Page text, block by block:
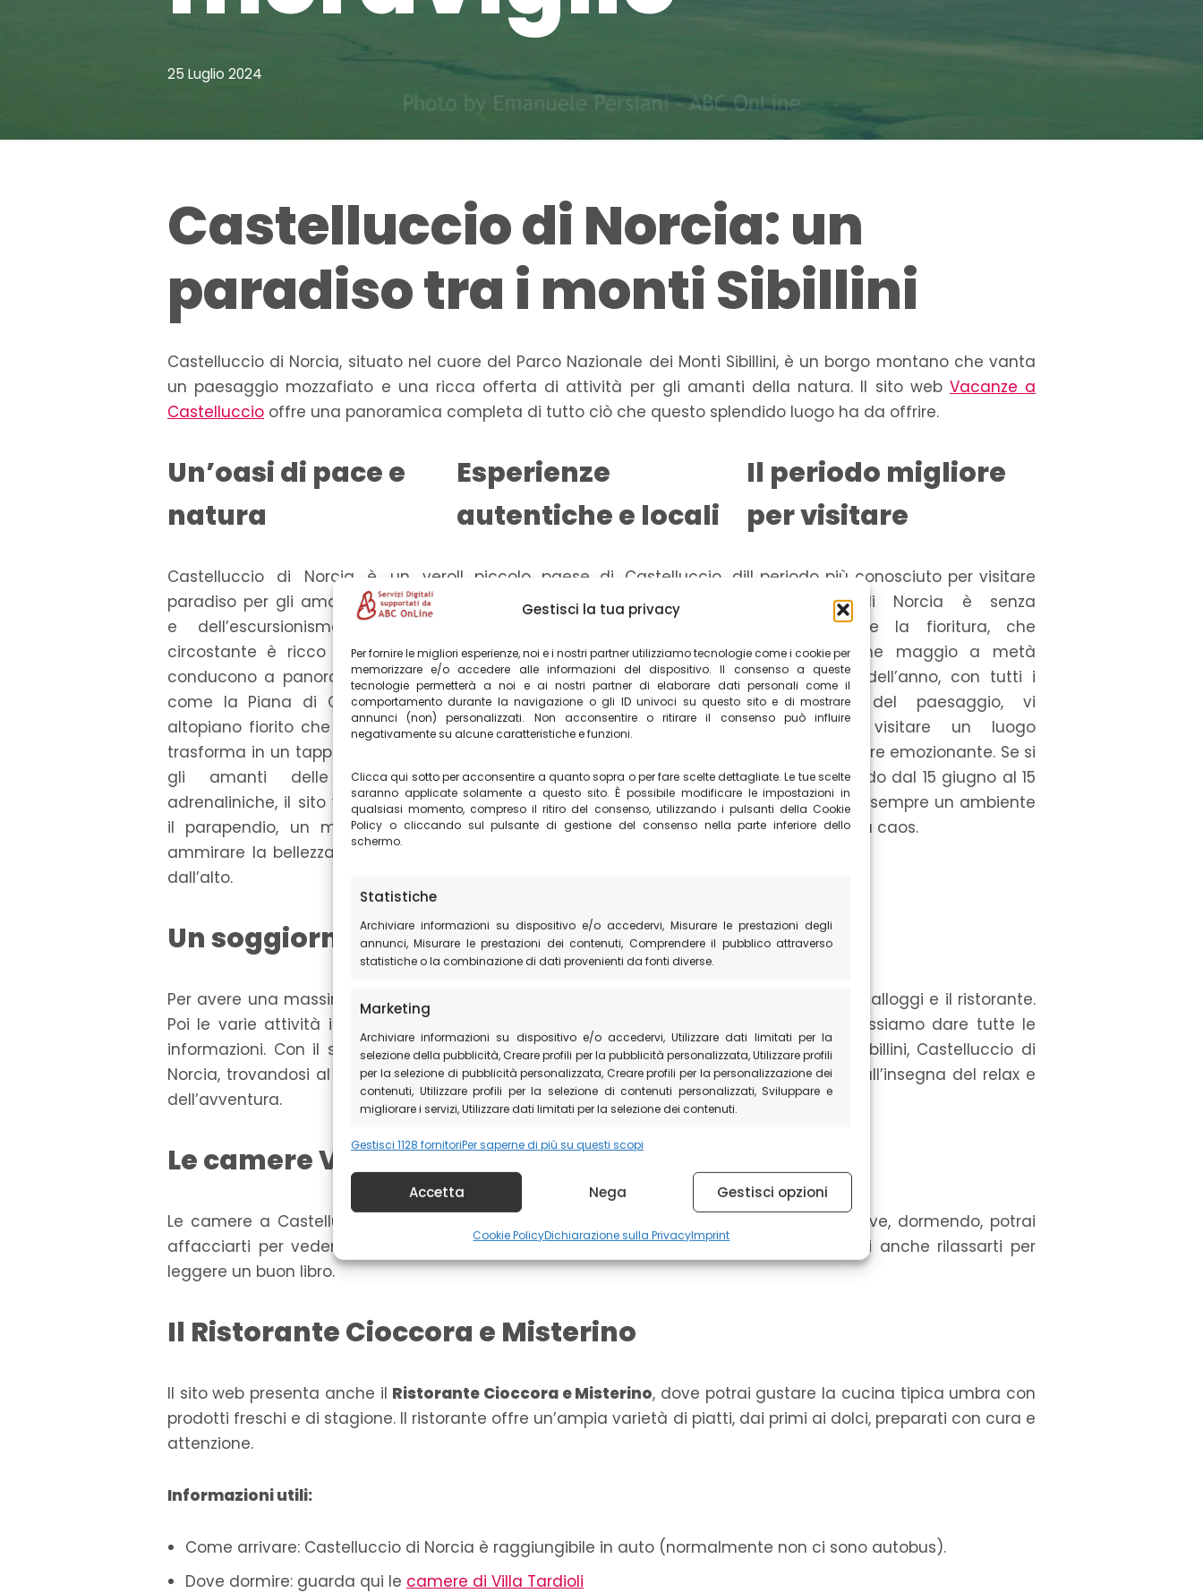
Gestisci la tua privacy
Per fornire le migliori esperienze, noi e i nostri partner utilizziamo tecnologie come i cookie per
memorizzare e/o accedere alle informazioni del dispositivo. Il consenso a queste
tecnologie permetterà a noi e ai nostri partner di elaborare dati personali come il
comportamento durante la navigazione o gli ID univoci su questo sito e di mostrare
annunci (non) personalizzati. Non acconsentire o ritirare il consenso può influire
negativamente su alcune caratteristiche e funzioni.
Clicca qui sotto per acconsentire a quanto sopra o per fare scelte dettagliate. Le tue scelte
saranno applicate solamente a questo sito. È possibile modificare le impostazioni in
qualsiasi momento, compreso il ritiro del consenso, utilizzando i pulsanti della Cookie
Policy o cliccando sul pulsante di gestione del consenso nella parte inferiore dello
schermo.
Statistiche
Archiviare informazioni su dispositivo e/o accedervi, Misurare le prestazioni degli
annunci, Misurare le prestazioni dei contenuti, Comprendere il pubblico attraverso
statistiche o la combinazione di dati provenienti da fonti diverse.
Marketing
Archiviare informazioni su dispositivo e/o accedervi, Utilizzare dati limitati per la
selezione della pubblicità, Creare profili per la pubblicità personalizzata, Utilizzare profili
per la selezione di pubblicità personalizzata, Creare profili per la personalizzazione dei
contenuti, Utilizzare profili per la selezione di contenuti personalizzati, Sviluppare e
migliorare i servizi, Utilizzare dati limitati per la selezione dei contenuti.
Funzionalità
Abbinare e combinare dati provenienti da altre fonti di dati, Collegare
diversi dispositivi, Identificare i dispositivi in base alle informazioni
Garantire la sicurezza, prevenire e rilevare frodi,
Gestisci 1128 fornitoriPer saperne di più su questi scopi
Accetta Nega Gestisci opzioni
Cookie PolicyDichiarazione sulla PrivacyImprint
25 Luglio 2024
Castelluccio di Norcia: un
paradiso tra i monti Sibillini
Castelluccio di Norcia, situato nel cuore del Parco Nazionale dei Monti Sibillini, è un borgo montano che vanta
un paesaggio mozzafiato e una ricca offerta di attività per gli amanti della natura. Il sito web Vacanze a
Castelluccio offre una panoramica completa di tutto ciò che questo splendido luogo ha da offrire.
Un’oasi di pace e
natura
Castelluccio di Norcia è un vero
paradiso per gli amanti del trekking
e dell’escursionismo. Il territorio
circostante è ricco di sentieri che
conducono a panorami mozzafiato,
come la Piana di Castelluccio, un
altopiano fiorito che in primavera si
trasforma in un tappeto di colori. Per
gli amanti delle attività più
adrenaliniche, il sito web suggerisce
il parapendio, un modo unico per
ammirare la bellezza del paesaggio
dall’alto.
Esperienze
autentiche e locali
Il piccolo paese di Castelluccio di
Norcia, con tutte le mete nei dintorni,
chi desidera immergersi nella
natura, nella cultura e nelle tradizioni
locali. È possibile visitare aziende
agricole e caseifici per degustare
formaggio di Norcia, le escursioni
fotografiche disponibili tutto l’anno o
se si preferisce le escursioni in bike.
Il periodo migliore
per visitare
Il periodo più conosciuto per visitare
Castelluccio di Norcia è senza
dubbio durante la fioritura, che
avviene da fine maggio a metà
luglio. Il resto dell’anno, con tutti i
cambiamenti del paesaggio, vi
permette di visitare un luogo
magico e sempre emozionante. Se si
esclude il periodo dal 15 giugno al 15
luglio troverete sempre un ambiente
rilassante senza caos.
Un soggiorno indimenticabile
Per avere una massima esperienza potete usare il nostro servizio di prenotazione per gli alloggi e il ristorante.
Poi le varie attività in loco saranno prenotabili anche sul posto o contattandoci vi possiamo dare tutte le
informazioni. Con il suo ricco patrimonio naturalistico del Parco Nazionale dei Monti Sibillini, Castelluccio di
Norcia, trovandosi al centro, è la destinazione ideale per una vacanza indimenticabile all’insegna del relax e
dell’avventura.
Le camere Villa Tardioli
Le camere a Castelluccio di Norcia sono disponibili presso gli
, dove, dormendo, potrai
affacciarti per vedere
e la catena del Monte Vettore. Sul terrazzo potrai anche rilassarti per
leggere un buon libro.
Il Ristorante Cioccora e Misterino
Il sito web presenta anche il Ristorante Cioccora e Misterino, dove potrai gustare la cucina tipica umbra con
prodotti freschi e di stagione. Il ristorante offre un’ampia varietà di piatti, dai primi ai dolci, preparati con cura e
attenzione.
Informazioni utili:
Come arrivare: Castelluccio di Norcia è raggiungibile in auto (normalmente non ci sono autobus).
Dove dormire: guarda qui le camere di Villa Tardioli